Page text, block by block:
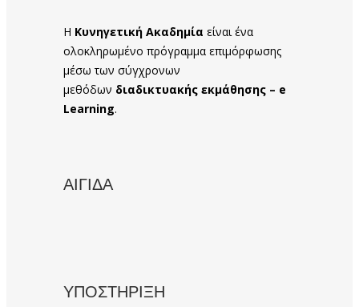
Η Κυνηγετική Ακαδημία είναι ένα
ολοκληρωμένο πρόγραμμα επιμόρφωσης
μέσω των σύγχρονων
μεθόδων διαδικτυακής εκμάθησης – e
Learning.
ΑΙΓΙΔΑ
ΥΠΟΣΤΗΡΙΞΗ